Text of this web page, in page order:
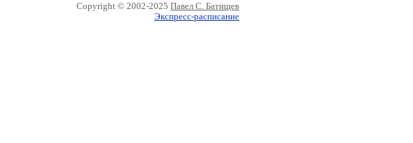
Copyright © 2002-2025 Павел С. Батищев
Экспресс-расписание